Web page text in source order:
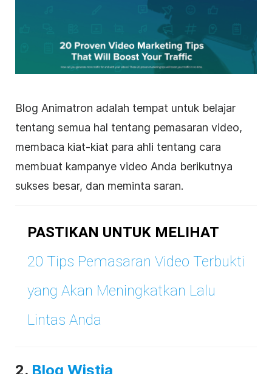
Blog Animatron adalah tempat untuk belajar
tentang semua hal tentang pemasaran video,
membaca kiat-kiat para ahli tentang cara
membuat kampanye video Anda berikutnya
sukses besar, dan meminta saran.
PASTIKAN UNTUK MELIHAT
20 Tips Pemasaran Video Terbukti
yang Akan Meningkatkan Lalu
Lintas Anda
2. Blog Wistia